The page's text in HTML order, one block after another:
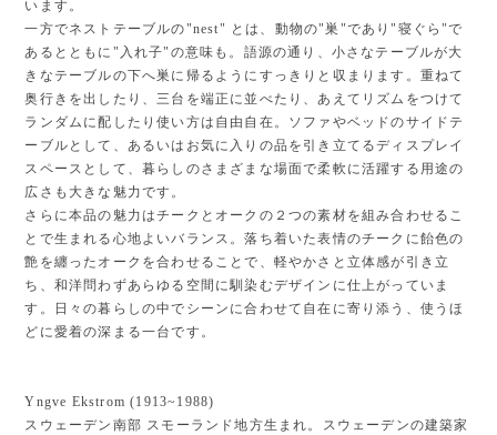
います。
一方でネストテーブルの"nest" とは、動物の"巣"であり"寝ぐら"で
あるとともに"入れ子"の意味も。語源の通り、小さなテーブルが大
きなテーブルの下へ巣に帰るようにすっきりと収まります。重ねて
奥行きを出したり、三台を端正に並べたり、あえてリズムをつけて
ランダムに配したり使い方は自由自在。ソファやベッドのサイドテ
ーブルとして、あるいはお気に入りの品を引き立てるディスプレイ
スペースとして、暮らしのさまざまな場面で柔軟に活躍する用途の
広さも大きな魅力です。
さらに本品の魅力はチークとオークの２つの素材を組み合わせるこ
とで生まれる心地よいバランス。落ち着いた表情のチークに飴色の
艶を纏ったオークを合わせることで、軽やかさと立体感が引き立
ち、和洋問わずあらゆる空間に馴染むデザインに仕上がっていま
す。日々の暮らしの中でシーンに合わせて自在に寄り添う、使うほ
どに愛着の深まる一台です。
Yngve Ekstrom (1913~1988)
スウェーデン南部 スモーランド地方生まれ。スウェーデンの建築家